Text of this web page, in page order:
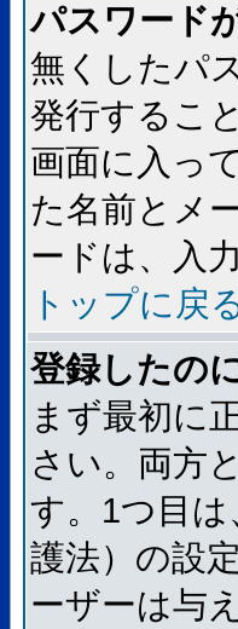
パスワード
無くしたパ
発行するこ
画面に入っ
た名前とメ
ードは、入
トップに戻
登録したの
まず最初に
さい。両方
す。1つ目
護法）の設
ーザーは与